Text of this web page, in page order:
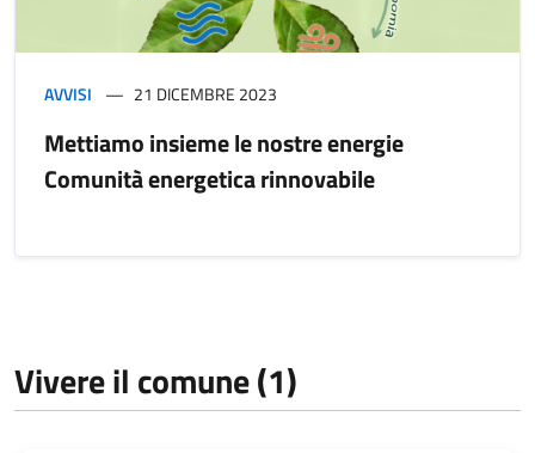
AVVISI 21 DICEMBRE 2023
Mettiamo insieme le nostre energie
Comunità energetica rinnovabile
Vivere il comune (1)